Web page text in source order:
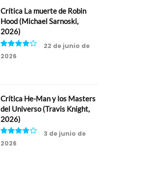
Crítica La muerte de Robin
Hood (Michael Sarnoski,
2026)
8
22 de junio de
2026
Crítica He-Man y los Masters
del Universo (Travis Knight,
2026)
7.5
3 de junio de
2026